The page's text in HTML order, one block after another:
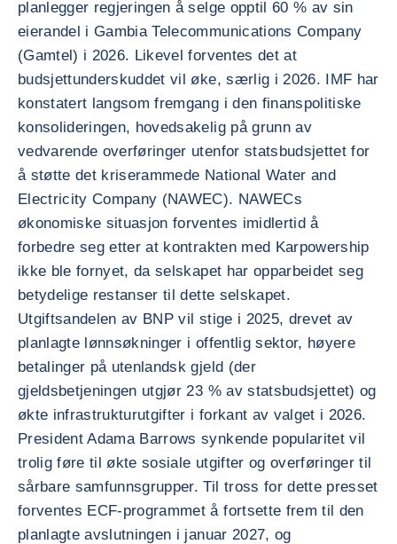
planlegger regjeringen å selge opptil 60 % av sin
eierandel i Gambia Telecommunications Company
(Gamtel) i 2026. Likevel forventes det at
budsjettunderskuddet vil øke, særlig i 2026. IMF har
konstatert langsom fremgang i den finanspolitiske
konsolideringen, hovedsakelig på grunn av
vedvarende overføringer utenfor statsbudsjettet for
å støtte det kriserammede National Water and
Electricity Company (NAWEC). NAWECs
økonomiske situasjon forventes imidlertid å
forbedre seg etter at kontrakten med Karpowership
ikke ble fornyet, da selskapet har opparbeidet seg
betydelige restanser til dette selskapet.
Utgiftsandelen av BNP vil stige i 2025, drevet av
planlagte lønnsøkninger i offentlig sektor, høyere
betalinger på utenlandsk gjeld (der
gjeldsbetjeningen utgjør 23 % av statsbudsjettet) og
økte infrastrukturutgifter i forkant av valget i 2026.
President Adama Barrows synkende popularitet vil
trolig føre til økte sosiale utgifter og overføringer til
sårbare samfunnsgrupper. Til tross for dette presset
forventes ECF-programmet å fortsette frem til den
planlagte avslutningen i januar 2027, og